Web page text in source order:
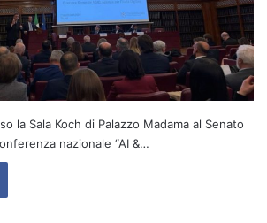
la Sala Koch di Palazzo Madama al Senato
nazionale “AI &…